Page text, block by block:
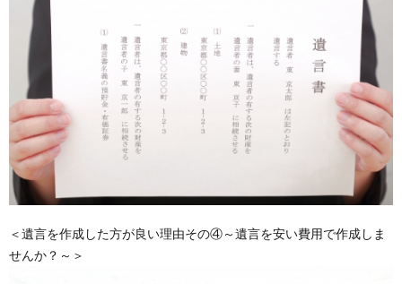
＜遺言を作成した方が良い理由その④～遺言を安い費用で作成しま
せんか？～＞